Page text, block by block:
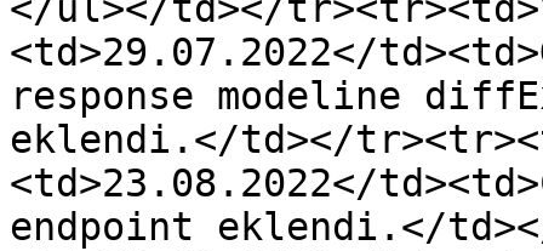
<td>29.07.2022</
response modeline
eklendi.</td></
<td>23.08.2022</
endpoint eklendi.</